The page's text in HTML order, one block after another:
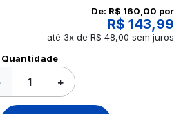
revelar para você!
De: R$ 160,00 por
R$ 143,99
até 3x de R$ 48,00 sem juros
Quantidade
+